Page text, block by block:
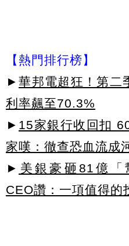
【熱門排行榜】
► 華邦電超狂！第二
利率飆至70.3%
► 15家銀行收回扣
家嘆：徹查恐血流成
► 美銀豪砸81億「
CEO讚：一項值得的